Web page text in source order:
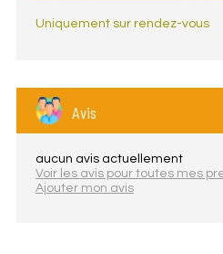
Uniquement sur rendez-vous
Avis
aucun avis actuellement
Voir les avis pour toutes mes
Ajouter mon avis